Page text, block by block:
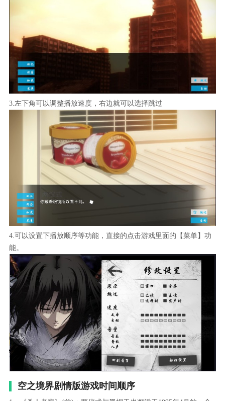
3.左下角可以调整播放速度，右边就可以选择跳过
4.可以设置下播放顺序等功能，直接的点击游戏里面的【菜单】功
能。
空之境界剧情版游戏时间顺序